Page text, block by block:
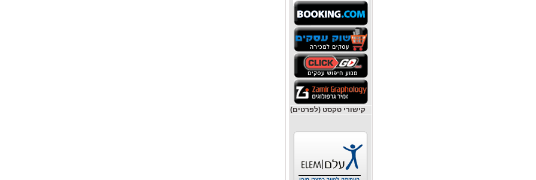
קישורי טקסט (לפרטים)